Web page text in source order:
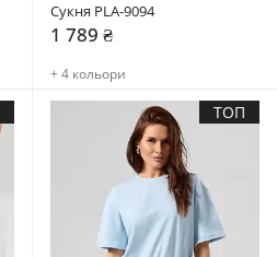
Сукня PLA-9094
1 789 ₴
+ 4 кольори
ТОП